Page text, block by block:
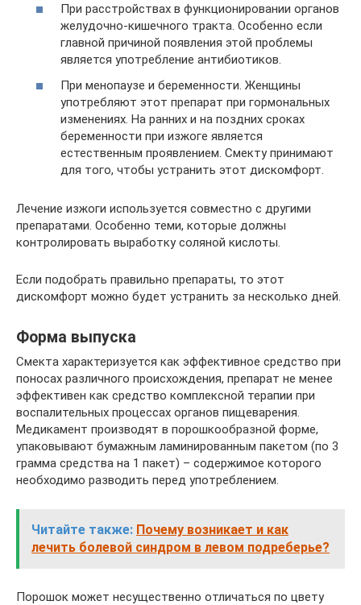
При расстройствах в функционировании органов
желудочно-кишечного тракта. Особенно если
главной причиной появления этой проблемы
является употребление антибиотиков.
При менопаузе и беременности. Женщины
употребляют этот препарат при гормональных
изменениях. На ранних и на поздних сроках
беременности при изжоге является
естественным проявлением. Смекту принимают
для того, чтобы устранить этот дискомфорт.
Лечение изжоги используется совместно с другими
препаратами. Особенно теми, которые должны
контролировать выработку соляной кислоты.
Если подобрать правильно препараты, то этот
дискомфорт можно будет устранить за несколько дней.
Форма выпуска
Смекта характеризуется как эффективное средство при
поносах различного происхождения, препарат не менее
эффективен как средство комплексной терапии при
воспалительных процессах органов пищеварения.
Медикамент производят в порошкообразной форме,
упаковывают бумажным ламинированным пакетом (по 3
грамма средства на 1 пакет) – содержимое которого
необходимо разводить перед употреблением.
Читайте также: Почему возникает и как
лечить болевой синдром в левом подреберье?
Порошок может несущественно отличаться по цвету